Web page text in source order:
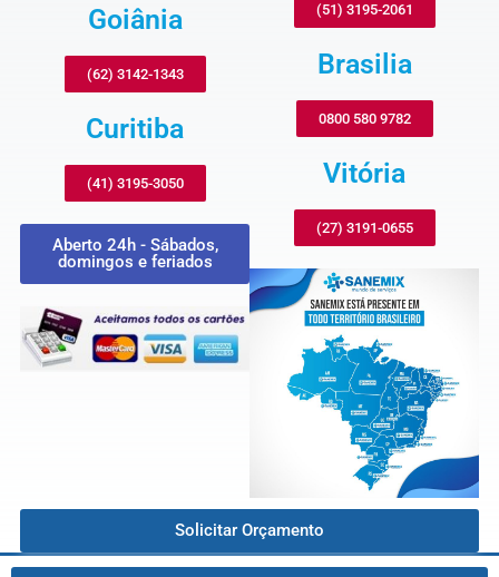
Goiânia
(62) 3142-1343
Curitiba
(41) 3195-3050
Aberto 24h - Sábados,
domingos e feriados
(51) 3195-2061
Brasilia
0800 580 9782
Vitória
(27) 3191-0655
Solicitar Orçamento